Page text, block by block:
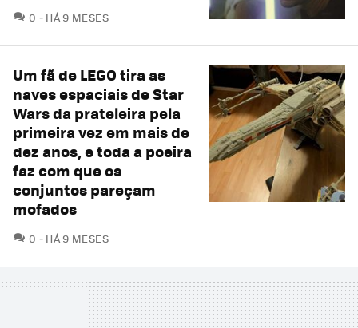
0 COMENTÁRIOS
HÁ 9 MESES
Um fã de LEGO tira as
naves espaciais de Star
Wars da prateleira pela
primeira vez em mais de
dez anos, e toda a poeira
faz com que os
conjuntos pareçam
mofados
0 COMENTÁRIOS
HÁ 9 MESES